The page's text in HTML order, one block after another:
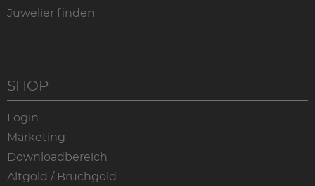
Juwelier finden
SHOP
Login
Marketing
Downloadbereich
Altgold / Bruchgold